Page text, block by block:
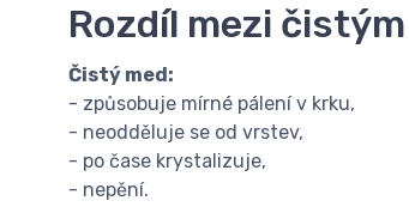
Rozdíl mezi
Čistý med:
- způsobuje mírné pálení v krku,
- neodděluje se od vrstev,
- po čase krystalizuje,
- nepění.